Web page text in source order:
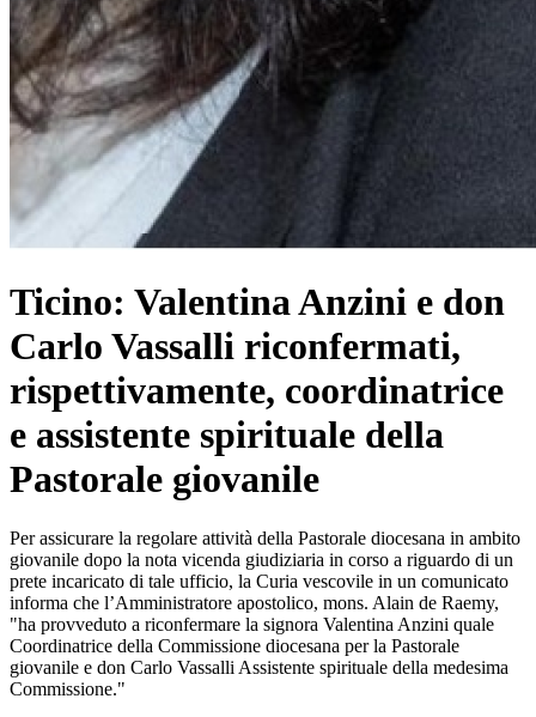
Ticino: Valentina Anzini e don
Carlo Vassalli riconfermati,
rispettivamente, coordinatrice
e assistente spirituale della
Pastorale giovanile
Per assicurare la regolare attività della Pastorale diocesana in ambito
giovanile dopo la nota vicenda giudiziaria in corso a riguardo di un
prete incaricato di tale ufficio, la Curia vescovile in un comunicato
informa che l’Amministratore apostolico, mons. Alain de Raemy,
"ha provveduto a riconfermare la signora Valentina Anzini quale
Coordinatrice della Commissione diocesana per la Pastorale
giovanile e don Carlo Vassalli Assistente spirituale della medesima
Commissione."